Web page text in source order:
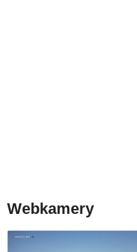
Webkamery